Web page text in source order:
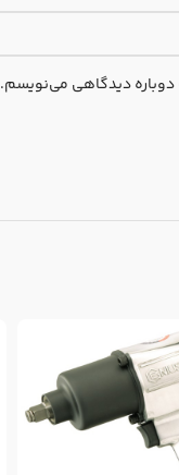
دوباره دیدگاهی می‌نویسم.